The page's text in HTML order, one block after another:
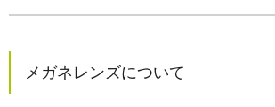
メガネレンズについて